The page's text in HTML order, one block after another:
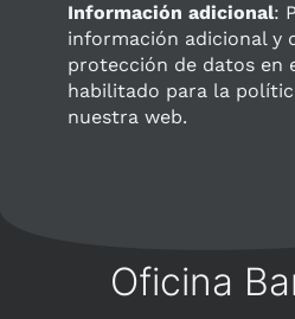
Información adicional:
información adicional y
protección de datos en
habilitado para la
nuestra web.
Oficina